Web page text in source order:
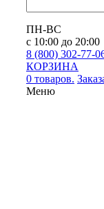
ПН-ВС
с 10:00 до 20:00
8 (800) 302-77-
КОРЗИНА
0 товаров.
Меню